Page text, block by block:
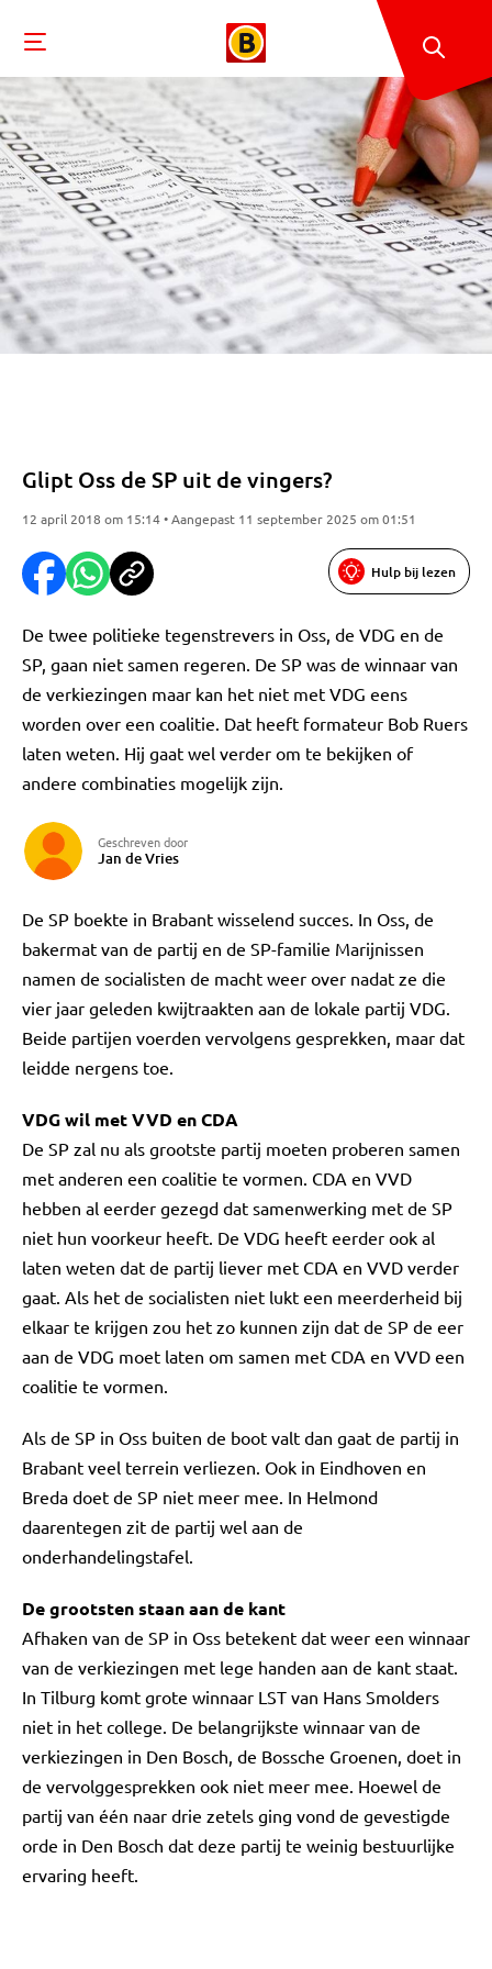
Glipt Oss de SP uit de vingers?
12 april 2018 om 15:14 • Aangepast 11 september 2025 om 01:51
Hulp bij lezen
De twee politieke tegenstrevers in Oss, de VDG en de
SP, gaan niet samen regeren. De SP was de winnaar van
de verkiezingen maar kan het niet met VDG eens
worden over een coalitie. Dat heeft formateur Bob Ruers
laten weten. Hij gaat wel verder om te bekijken of
andere combinaties mogelijk zijn.
Geschreven door
Jan de Vries
De SP boekte in Brabant wisselend succes. In Oss, de
bakermat van de partij en de SP-familie Marijnissen
namen de socialisten de macht weer over nadat ze die
vier jaar geleden kwijtraakten aan de lokale partij VDG.
Beide partijen voerden vervolgens gesprekken, maar dat
leidde nergens toe.
VDG wil met VVD en CDA
De SP zal nu als grootste partij moeten proberen samen
met anderen een coalitie te vormen. CDA en VVD
hebben al eerder gezegd dat samenwerking met de SP
niet hun voorkeur heeft. De VDG heeft eerder ook al
laten weten dat de partij liever met CDA en VVD verder
gaat. Als het de socialisten niet lukt een meerderheid bij
elkaar te krijgen zou het zo kunnen zijn dat de SP de eer
aan de VDG moet laten om samen met CDA en VVD een
coalitie te vormen.
Als de SP in Oss buiten de boot valt dan gaat de partij in
Brabant veel terrein verliezen. Ook in Eindhoven en
Breda doet de SP niet meer mee. In Helmond
daarentegen zit de partij wel aan de
onderhandelingstafel.
De grootsten staan aan de kant
Afhaken van de SP in Oss betekent dat weer een winnaar
van de verkiezingen met lege handen aan de kant staat.
In Tilburg komt grote winnaar LST van Hans Smolders
niet in het college. De belangrijkste winnaar van de
verkiezingen in Den Bosch, de Bossche Groenen, doet in
de vervolggesprekken ook niet meer mee. Hoewel de
partij van één naar drie zetels ging vond de gevestigde
orde in Den Bosch dat deze partij te weinig bestuurlijke
ervaring heeft.